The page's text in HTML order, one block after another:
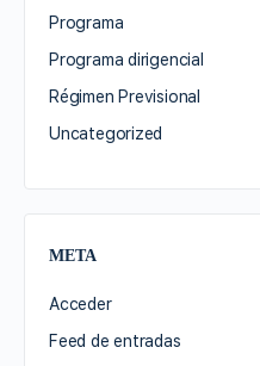
Programa
Programa dirigencial
Régimen Previsional
Uncategorized
META
Acceder
Feed de entradas